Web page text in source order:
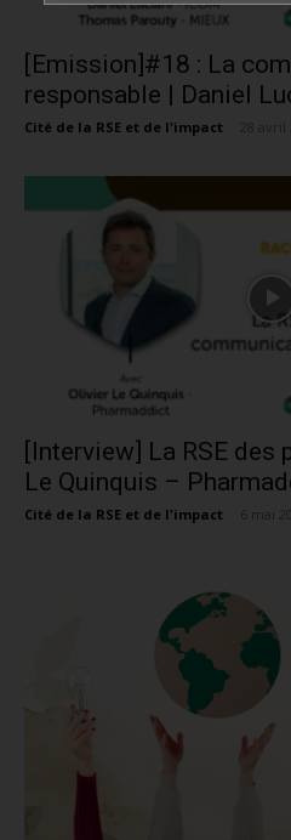
[Emission]#18 : La
responsable | Daniel
Cité de la RSE et de l'impact
[Interview] La RSE des
Le Quinquis –
Cité de la RSE et de l'impact 6 mai